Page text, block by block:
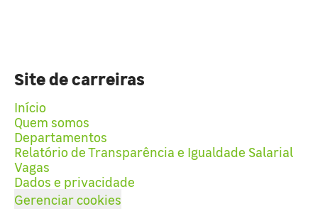
Site de carreiras
Início
Quem somos
Departamentos
Relatório de Transparência e Igualdade Salarial
Vagas
Dados e privacidade
Gerenciar cookies